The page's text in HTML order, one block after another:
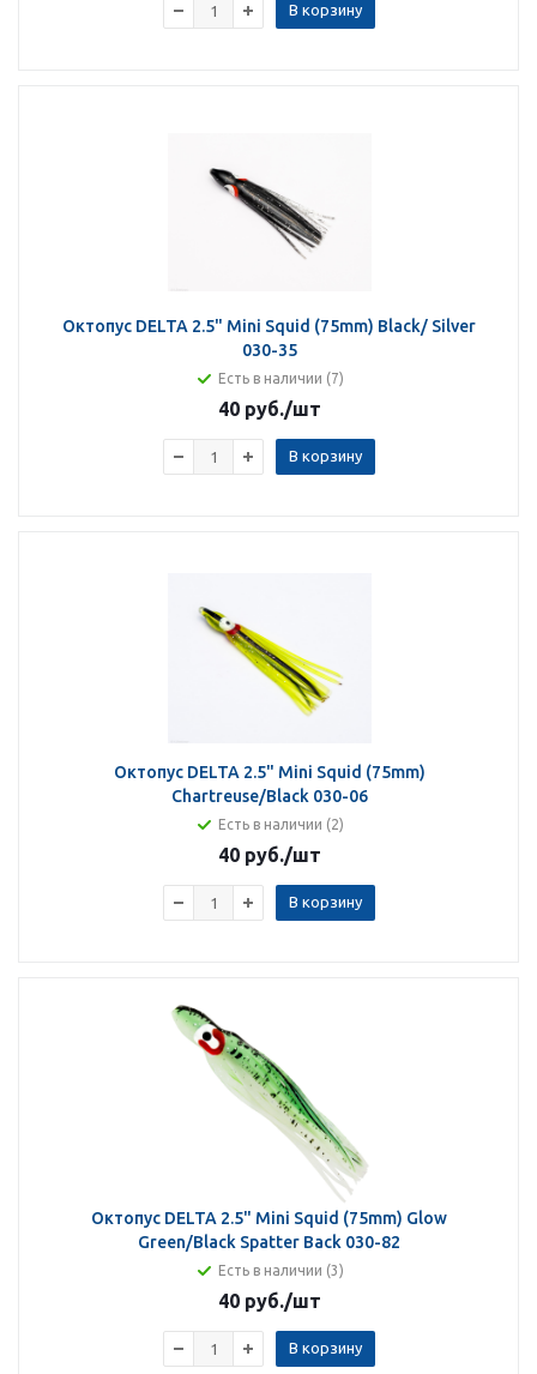
В корзину
Октопус DELTA 2.5" Mini Squid (75mm) Black/ Silver
030-35
Есть в наличии (7)
40 руб./шт
В корзину
Октопус DELTA 2.5" Mini Squid (75mm)
Chartreuse/Black 030-06
Есть в наличии (2)
40 руб./шт
В корзину
Октопус DELTA 2.5" Mini Squid (75mm) Glow
Green/Black Spatter Back 030-82
Есть в наличии (3)
40 руб./шт
В корзину